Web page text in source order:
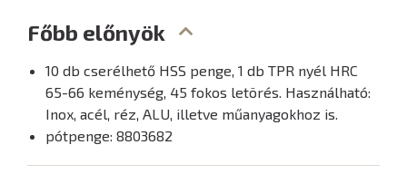
Főbb előnyök
10 db cserélhető HSS penge, 1 db TPR nyél HRC
65-66 keménység, 45 fokos letörés. Használható:
Inox, acél, réz, ALU, illetve műanyagokhoz is.
pótpenge: 8803682